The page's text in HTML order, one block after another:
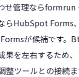
せ管理ならformrun
らHubSpot Forms
が候補です。
果を左右するため
整ツールとの接続ま